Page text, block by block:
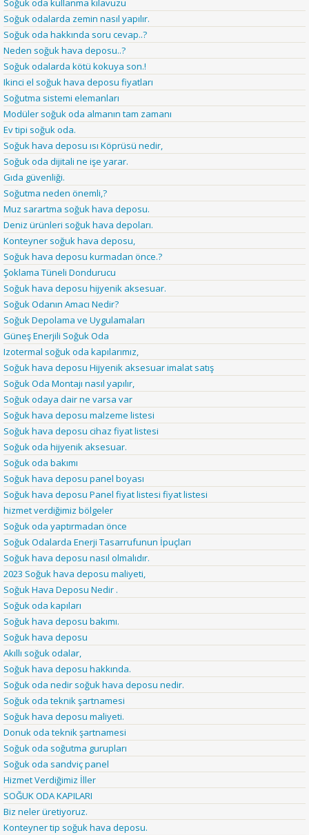
Soğuk oda kullanma kılavuzu
Soğuk odalarda zemin nasıl yapılır.
Soğuk oda hakkında soru cevap..?
Neden soğuk hava deposu..?
Soğuk odalarda kötü kokuya son.!
Ikinci el soğuk hava deposu fiyatları
Soğutma sistemi elemanları
Modüler soğuk oda almanın tam zamanı
Ev tipi soğuk oda.
Soğuk hava deposu ısı Köprüsü nedir,
Soğuk oda dijitali ne işe yarar.
Gıda güvenliği.
Soğutma neden önemli,?
Muz sarartma soğuk hava deposu.
Deniz ürünleri soğuk hava depoları.
Konteyner soğuk hava deposu,
Soğuk hava deposu kurmadan önce.?
Şoklama Tüneli Dondurucu
Soğuk hava deposu hijyenik aksesuar.
Soğuk Odanın Amacı Nedir?
Soğuk Depolama ve Uygulamaları
Güneş Enerjili Soğuk Oda
Izotermal soğuk oda kapılarımız,
Soğuk hava deposu Hijyenik aksesuar imalat satış
Soğuk Oda Montajı nasıl yapılır,
Soğuk odaya dair ne varsa var
Soğuk hava deposu malzeme listesi
Soğuk hava deposu cihaz fiyat listesi
Soğuk oda hijyenik aksesuar.
Soğuk oda bakımı
Soğuk hava deposu panel boyası
Soğuk hava deposu Panel fiyat listesi fiyat listesi
hizmet verdiğimiz bölgeler
Soğuk oda yaptırmadan önce
Soğuk Odalarda Enerji Tasarrufunun İpuçları
Soğuk hava deposu nasıl olmalıdır.
2023 Soğuk hava deposu maliyeti,
Soğuk Hava Deposu Nedir .
Soğuk oda kapıları
Soğuk hava deposu bakımı.
Soğuk hava deposu
Akıllı soğuk odalar,
Soğuk hava deposu hakkında.
Soğuk oda nedir soğuk hava deposu nedir.
Soğuk oda teknik şartnamesi
Soğuk hava deposu maliyeti.
Donuk oda teknik şartnamesi
Soğuk oda soğutma gurupları
Soğuk oda sandviç panel
Hizmet Verdiğimiz İller
SOĞUK ODA KAPILARI
Biz neler üretiyoruz.
Konteyner tip soğuk hava deposu.